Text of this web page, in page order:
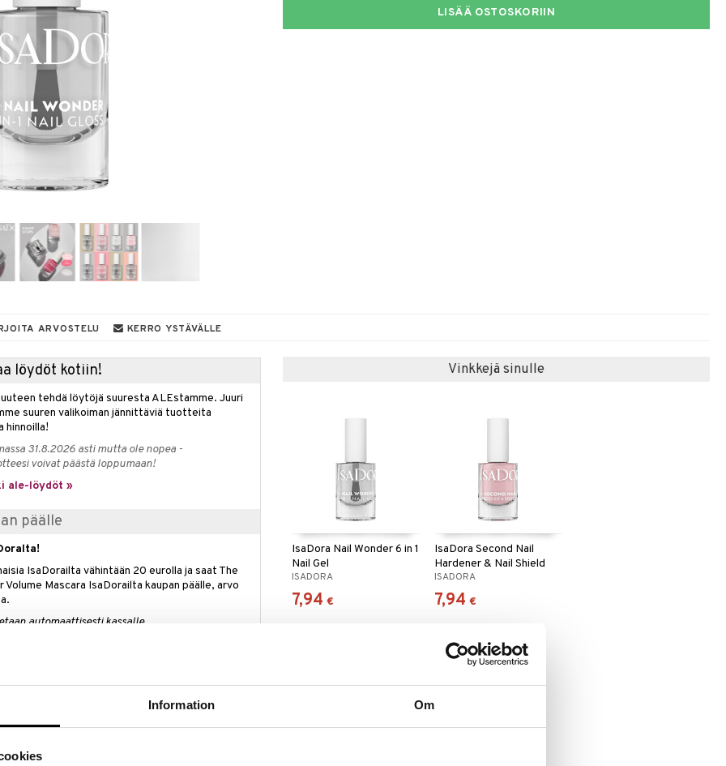
Information Om
LISÄÄ OSTOSKORIIN
ARVOSTELU KERRO YSTÄVÄLLE
löydöt kotiin!
tehdä löytöjä suuresta ALEstamme. Juuri
suuren valikoiman jännittäviä tuotteita
hinnoilla!
31.8.2026 asti mutta ole nopea -
voivat päästä loppumaan!
ale-löydöt »
päälle
IsaDorailta vähintään 20 eurolla ja saat The
Volume Mascara IsaDorailta kaupan päälle, arvo
automaattisesti kassalle.
on monitoiminnallinen kynsituote, jossa on sekä
kynsilakka ja kestävä lopputulos. Tulet
Vinkkejä sinulle
IsaDora Nail Wonder 6 in 1
Nail Gel
ISADORA
7,94 €
IsaDora Second Nail
Hardener & Nail Shield
ISADORA
7,94 €